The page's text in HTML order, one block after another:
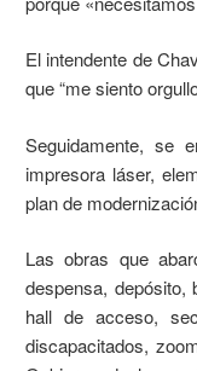
El intendente de
que “me siento
Seguidamente, se
impresora láser,
plan de
Las obras que
despensa, depósito,
hall de acceso,
discapacitados,